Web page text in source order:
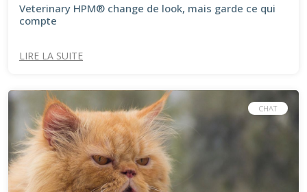
Veterinary HPM® change de look, mais garde ce qui
compte
LIRE LA SUITE
CHAT